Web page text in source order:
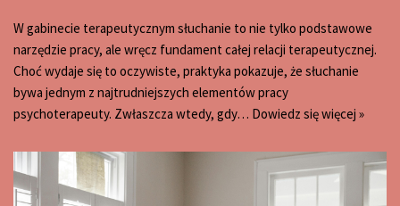
W gabinecie terapeutycznym słuchanie to nie tylko podstawowe
narzędzie pracy, ale wręcz fundament całej relacji terapeutycznej.
Choć wydaje się to oczywiste, praktyka pokazuje, że słuchanie
bywa jednym z najtrudniejszych elementów pracy
psychoterapeuty. Zwłaszcza wtedy, gdy… Dowiedz się więcej »